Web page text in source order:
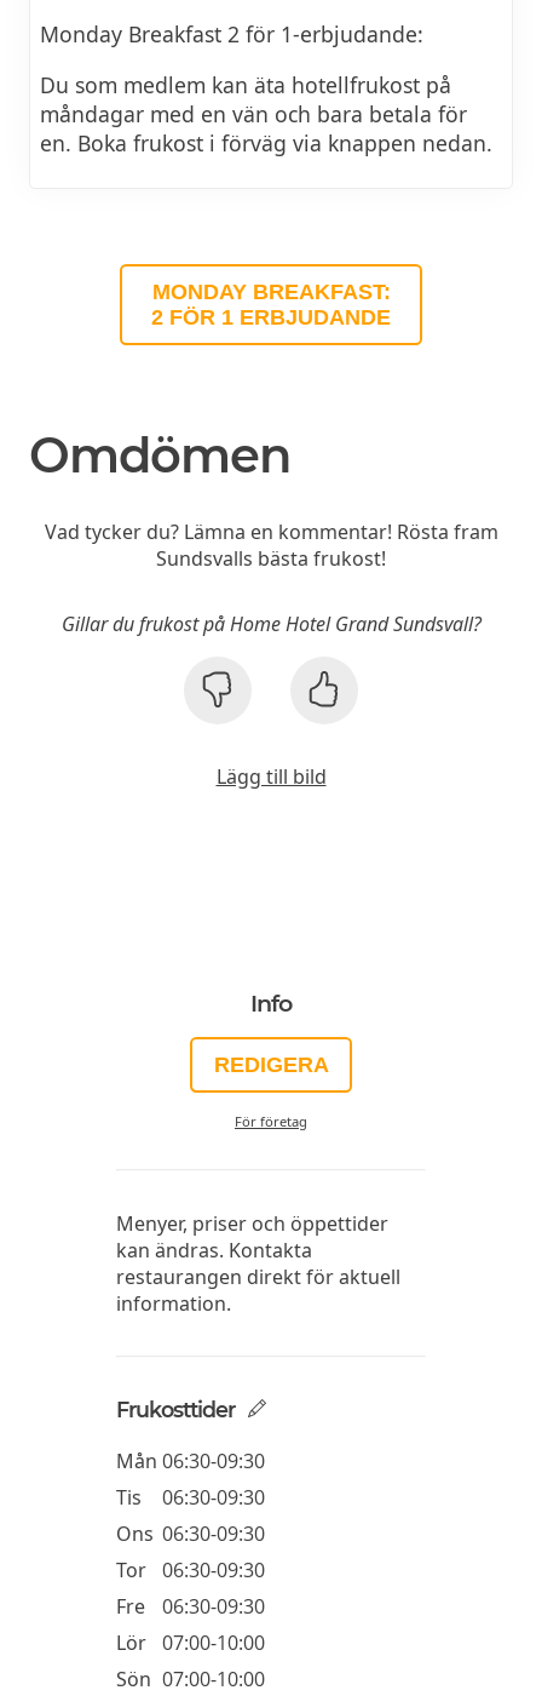
Monday Breakfast 2 för 1-erbjudande:
Du som medlem kan äta hotellfrukost på
måndagar med en vän och bara betala för
en. Boka frukost i förväg via knappen nedan.
MONDAY BREAKFAST:
2 FÖR 1 ERBJUDANDE
Omdömen
Vad tycker du? Lämna en kommentar! Rösta fram
Sundsvalls bästa frukost!
Gillar du frukost på Home Hotel Grand Sundsvall?
Lägg till bild
Info
REDIGERA
För företag
Menyer, priser och öppettider
kan ändras. Kontakta
restaurangen direkt för aktuell
information.
Frukosttider
Mån 06:30-09:30
Tis
06:30-09:30
Ons 06:30-09:30
Tor 06:30-09:30
Fre
06:30-09:30
Lör 07:00-10:00
Sön 07:00-10:00